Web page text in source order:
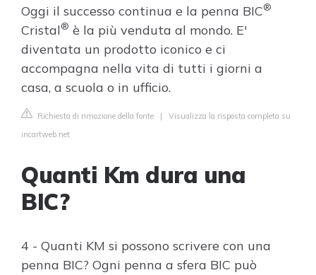
Oggi il successo continua e la penna BIC®
Cristal® è la più venduta al mondo. E'
diventata un prodotto iconico e ci
accompagna nella vita di tutti i giorni a
casa, a scuola o in ufficio.
Richiesta di rimozione della fonte | Visualizza la risposta completa su
incartweb.net
Quanti Km dura una
BIC?
4 - Quanti KM si possono scrivere con una
penna BIC? Ogni penna a sfera BIC può